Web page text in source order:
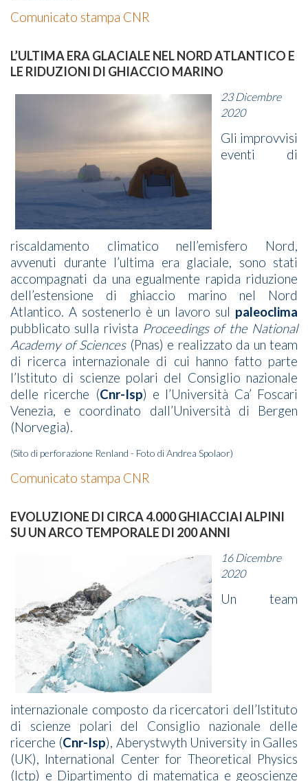
Comunicato stampa CNR
L’ULTIMA ERA GLACIALE NEL NORD ATLANTICO E
LE RIDUZIONI DI GHIACCIO MARINO
23 Dicembre
2020
Gli improvvisi
eventi di
riscaldamento climatico nell’emisfero Nord,
avvenuti durante l’ultima era glaciale, sono stati
accompagnati da una egualmente rapida riduzione
dell’estensione di ghiaccio marino nel Nord
Atlantico. A sostenerlo è un lavoro sul paleoclima
pubblicato sulla rivista Proceedings of the National
Academy of Sciences(Pnas) e realizzato da un team
di ricerca internazionale di cui hanno fatto parte
l’Istituto di scienze polari del Consiglio nazionale
delle ricerche (Cnr-Isp) e l’Università Ca’ Foscari
Venezia, e coordinato dall’Università di Bergen
(Norvegia).
(Sito di perforazione Renland - Foto di Andrea Spolaor)
Comunicato stampa CNR
EVOLUZIONE DI CIRCA 4.000 GHIACCIAI ALPINI
SU UN ARCO TEMPORALE DI 200 ANNI
16 Dicembre
2020
Un team
internazionale composto da ricercatori dell’Istituto
di scienze polari del Consiglio nazionale delle
ricerche (Cnr-Isp), Aberystwyth University in Galles
(UK), International Center for Theoretical Physics
(Ictp) e Dipartimento di matematica e geoscienze